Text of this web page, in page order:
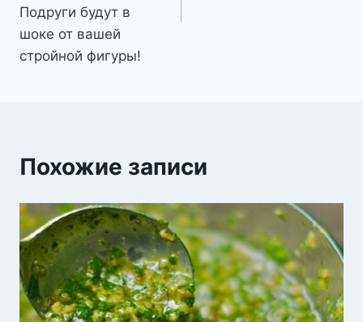
Подруги будут в
шоке от вашей
стройной фигуры!
Похожие записи